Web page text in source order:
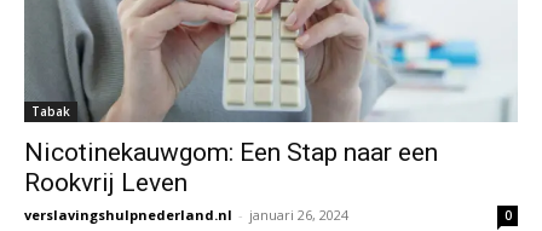
Tabak
Nicotinekauwgom: Een Stap naar een
Rookvrij Leven
verslavingshulpnederland.nl - januari 26, 2024 0